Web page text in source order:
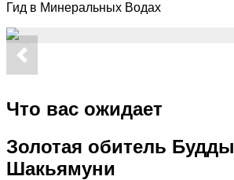
Гид в Минеральных Водах
Что вас ожидает
Золотая обитель Будды
Шакьямуни